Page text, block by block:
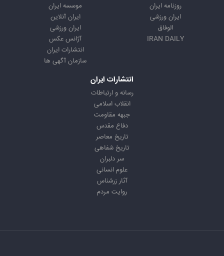
روزنامه ایران
ایران ورزشی
الوفاق
IRAN DAILY
موسسه ایران
ایران آنلاین
ایران ورزشی
آژانس عکس
انتشارات ایران
سازمان آگهی ها
انتشارات ایران
رسانه و ارتباطات
انقلاب اسلامی
جبهه مقاومت
دفاع مقدس
تاریخ معاصر
تاریخ شفاهی
سر دلبران
علوم انسانی
آثار زرشناس
روایت مردم